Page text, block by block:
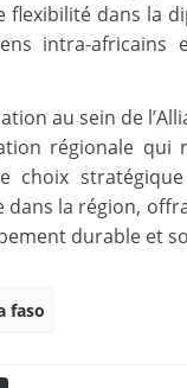
flexibilité dans la
intra-africains
au sein de
régionale qui
choix
la région,
durable et
faso